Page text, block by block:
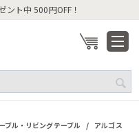
ント中 500円OFF！
ブル・リビングテーブル / アルゴス